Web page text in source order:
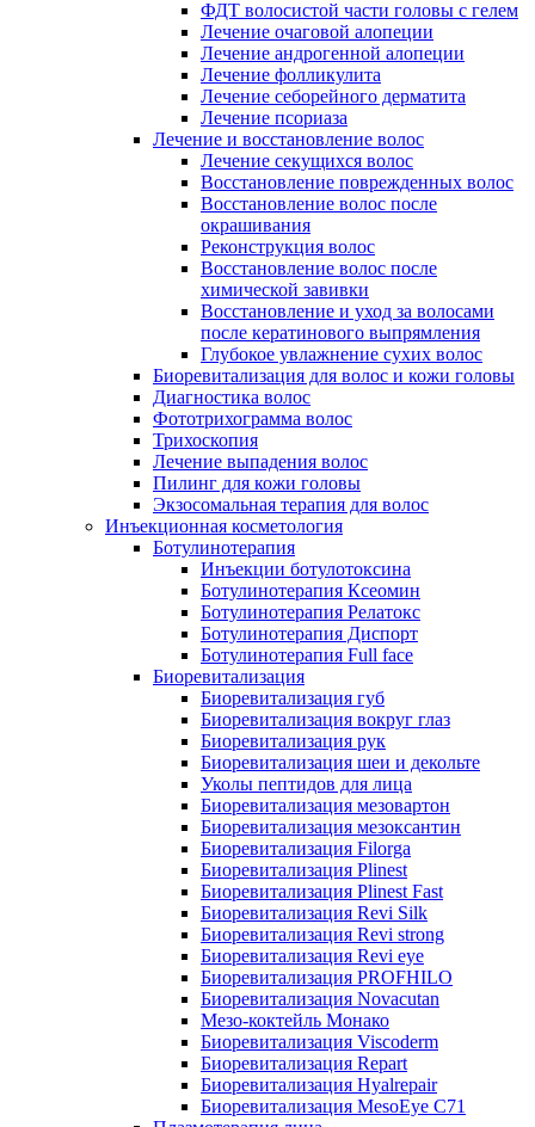
ФДТ волосистой части головы с гелем
Лечение очаговой алопеции
Лечение андрогенной алопеции
Лечение фолликулита
Лечение себорейного дерматита
Лечение псориаза
Лечение и восстановление волос
Лечение секущихся волос
Восстановление поврежденных волос
Восстановление волос после
окрашивания
Реконструкция волос
Восстановление волос после
химической завивки
Восстановление и уход за волосами
после кератинового выпрямления
Глубокое увлажнение сухих волос
Биоревитализация для волос и кожи головы
Диагностика волос
Фототрихограмма волос
Трихоскопия
Лечение выпадения волос
Пилинг для кожи головы
Экзосомальная терапия для волос
Инъекционная косметология
Ботулинотерапия
Инъекции ботулотоксина
Ботулинотерапия Ксеомин
Ботулинотерапия Релатокс
Ботулинотерапия Диспорт
Ботулинотерапия Full face
Биоревитализация
Биоревитализация губ
Биоревитализация вокруг глаз
Биоревитализация рук
Биоревитализация шеи и декольте
Уколы пептидов для лица
Биоревитализация мезовартон
Биоревитализация мезоксантин
Биоревитализация Filorga
Биоревитализация Plinest
Биоревитализация Plinest Fast
Биоревитализация Revi Silk
Биоревитализация Revi strong
Биоревитализация Revi eye
Биоревитализация PROFHILO
Биоревитализация Novacutan
Мезо-коктейль Монако
Биоревитализация Viscoderm
Биоревитализация Repart
Биоревитализация Hyalrepair
Биоревитализация MesoEye C71